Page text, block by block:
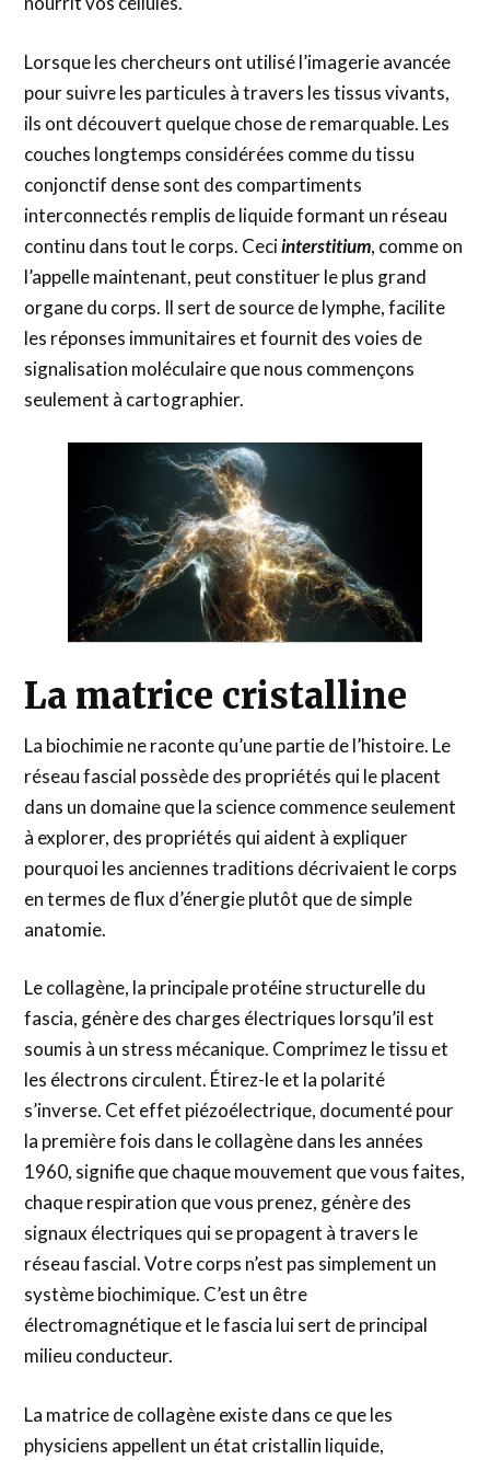
Lorsque les chercheurs ont utilisé l’imagerie avancée
pour suivre les particules à travers les tissus vivants,
ils ont découvert quelque chose de remarquable. Les
couches longtemps considérées comme du tissu
conjonctif dense sont des compartiments
interconnectés remplis de liquide formant un réseau
continu dans tout le corps. Ceciinterstitium, comme on
l’appelle maintenant, peut constituer le plus grand
organe du corps. Il sert de source de lymphe, facilite
les réponses immunitaires et fournit des voies de
signalisation moléculaire que nous commençons
seulement à cartographier.
La matrice cristalline
La biochimie ne raconte qu’une partie de l’histoire. Le
réseau fascial possède des propriétés qui le placent
dans un domaine que la science commence seulement
à explorer, des propriétés qui aident à expliquer
pourquoi les anciennes traditions décrivaient le corps
en termes de flux d’énergie plutôt que de simple
anatomie.
Le collagène, la principale protéine structurelle du
fascia, génère des charges électriques lorsqu’il est
soumis à un stress mécanique. Comprimez le tissu et
les électrons circulent. Étirez-le et la polarité
s’inverse. Cet effet piézoélectrique, documenté pour
la première fois dans le collagène dans les années
1960, signifie que chaque mouvement que vous faites,
chaque respiration que vous prenez, génère des
signaux électriques qui se propagent à travers le
réseau fascial. Votre corps n’est pas simplement un
système biochimique. C’est un être
électromagnétique et le fascia lui sert de principal
milieu conducteur.
La matrice de collagène existe dans ce que les
physiciens appellent un état cristallin liquide,